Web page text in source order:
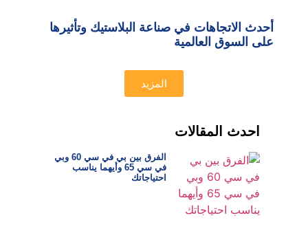
أحدث الاتجاهات في صناعة البلاستيك وتأثيرها
على السوق العالمية
المزيد
احدث المقالات
الفرق بين بي في سي 60 وبي
في سي 65 وأيهما يناسب
احتياجاتك